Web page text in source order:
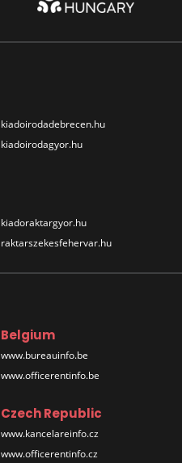
kiadoirodadebrecen.hu
kiadoirodagyor.hu
kiadoraktargyor.hu
raktarszekesfehervar.hu
Belgium
www.bureauinfo.be
www.officerentinfo.be
Czech Republic
www.kancelareinfo.cz
www.officerentinfo.cz